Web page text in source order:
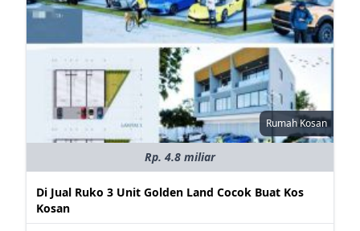
Rumah Kosan
Rp. 4.8 miliar
Di Jual Ruko 3 Unit Golden Land Cocok Buat Kos
Kosan